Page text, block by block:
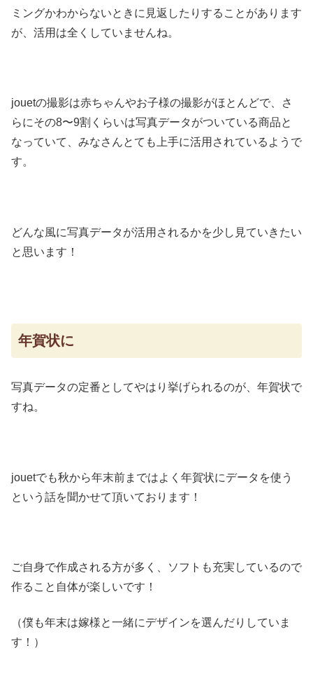
ミングかわからないときに見返したりすることがあります
が、活用は全くしていませんね。
jouetの撮影は赤ちゃんやお子様の撮影がほとんどで、さ
らにその8〜9割くらいは写真データがついている商品と
なっていて、みなさんとても上手に活用されているようで
す。
どんな風に写真データが活用されるかを少し見ていきたい
と思います！
年賀状に
写真データの定番としてやはり挙げられるのが、年賀状で
すね。
jouetでも秋から年末前まではよく年賀状にデータを使う
という話を聞かせて頂いております！
ご自身で作成される方が多く、ソフトも充実しているので
作ること自体が楽しいです！
（僕も年末は嫁様と一緒にデザインを選んだりしていま
す！）